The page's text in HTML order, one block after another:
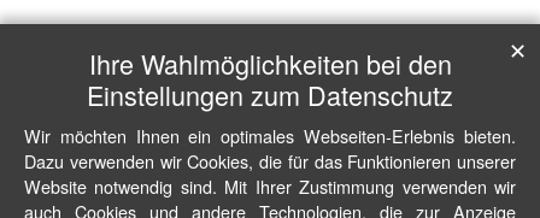
Ihre Wahlmöglichkeiten bei den
Einstellungen zum Datenschutz
Wir möchten Ihnen ein optimales Webseiten-Erlebnis bieten.
Dazu verwenden wir Cookies, die für das Funktionieren unserer
Website notwendig sind. Mit Ihrer Zustimmung verwenden wir
auch Cookies und andere Technologien, die zur Anzeige
✕